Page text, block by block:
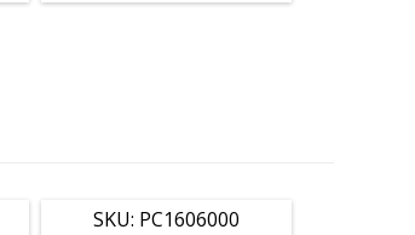
SKU: PC1606000